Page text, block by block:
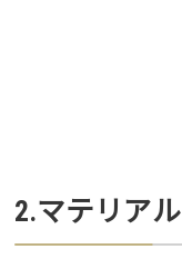
2.マテリアル